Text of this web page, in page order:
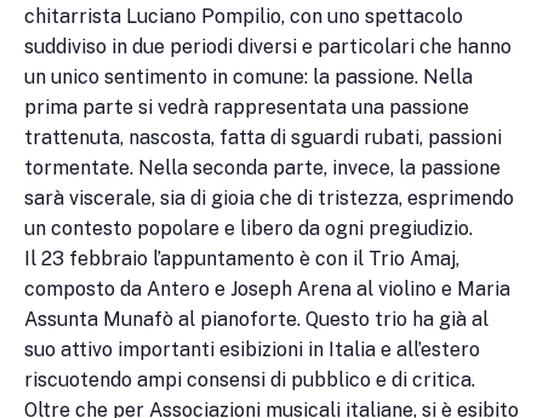
chitarrista Luciano Pompilio, con uno spettacolo
suddiviso in due periodi diversi e particolari che hanno
un unico sentimento in comune: la passione. Nella
prima parte si vedrà rappresentata una passione
trattenuta, nascosta, fatta di sguardi rubati, passioni
tormentate. Nella seconda parte, invece, la passione
sarà viscerale, sia di gioia che di tristezza, esprimendo
un contesto popolare e libero da ogni pregiudizio.
Il 23 febbraio l’appuntamento è con il Trio Amaj,
composto da Antero e Joseph Arena al violino e Maria
Assunta Munafò al pianoforte. Questo trio ha già al
suo attivo importanti esibizioni in Italia e all’estero
riscuotendo ampi consensi di pubblico e di critica.
Oltre che per Associazioni musicali italiane, si è esibito